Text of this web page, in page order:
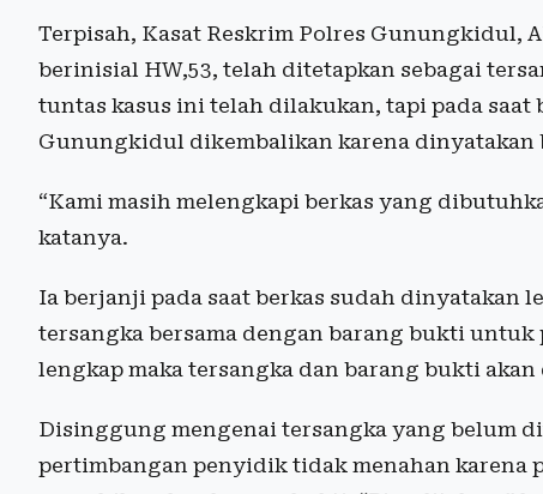
Terpisah, Kasat Reskrim Polres Gunungkidul,
berinisial HW,53, telah ditetapkan sebagai
tuntas kasus ini telah dilakukan, tapi pada
Gunungkidul dikembalikan karena dinyatakan
“Kami masih melengkapi berkas yang
katanya.
Ia berjanji pada saat berkas sudah dinyatakan
tersangka bersama dengan barang bukti
lengkap maka tersangka dan barang bukti
Disinggung mengenai tersangka yang belum
pertimbangan penyidik tidak menahan karena